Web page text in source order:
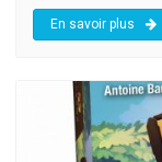
En savoir plus